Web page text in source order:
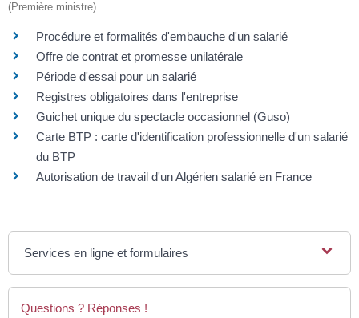
(Première ministre)
Procédure et formalités d'embauche d'un salarié
Offre de contrat et promesse unilatérale
Période d'essai pour un salarié
Registres obligatoires dans l'entreprise
Guichet unique du spectacle occasionnel (Guso)
Carte BTP : carte d'identification professionnelle d'un salarié
du BTP
Autorisation de travail d'un Algérien salarié en France
Services en ligne et formulaires
Questions ? Réponses !